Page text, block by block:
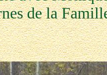
de la